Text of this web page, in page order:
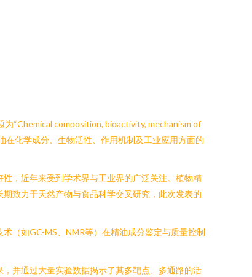
“Chemical composition, bioactivity, mechanism of
化学成分、生物活性、作用机制及工业应用方面的
，近年来受到学术界与工业界的广泛关注。植物精
致力于天然产物与食品科学交叉研究，此次发表的
（如GC-MS、NMR等）在精油成分鉴定与质量控制
并通过大量实验数据揭示了其多靶点、多通路的活